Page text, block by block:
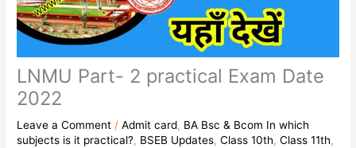
LNMU Part- 2 practical Exam Date
2022
Leave a Comment /Admit card, BA Bsc & Bcom In which
subjects is it practical?, BSEB Updates,Class 10th,Class 11th,